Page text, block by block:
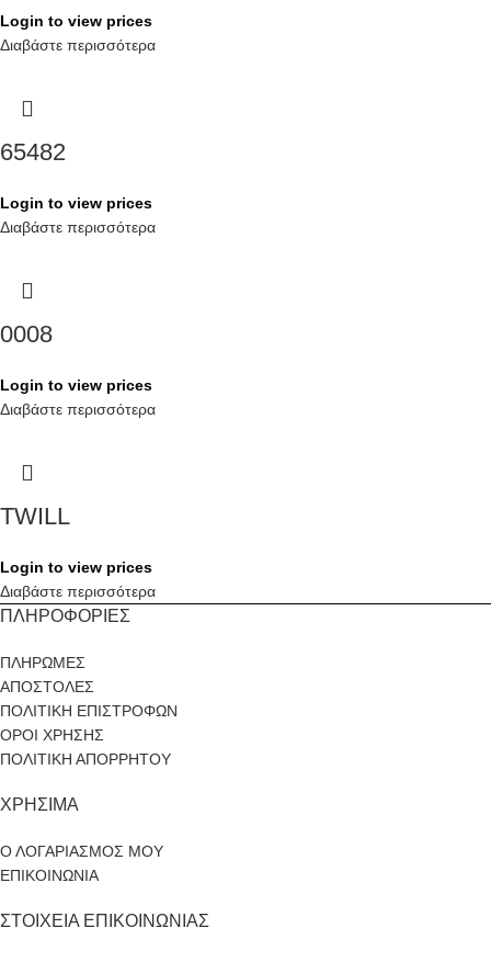
Login to view prices
Διαβάστε περισσότερα
65482
Login to view prices
Διαβάστε περισσότερα
0008
Login to view prices
Διαβάστε περισσότερα
TWILL
Login to view prices
Διαβάστε περισσότερα
ΠΛΗΡΟΦΟΡΙΕΣ
ΠΛΗΡΩΜΕΣ
ΑΠΟΣΤΟΛΕΣ
ΠΟΛΙΤΙΚΗ ΕΠΙΣΤΡΟΦΩΝ
ΟΡΟΙ ΧΡΗΣΗΣ
ΠΟΛΙΤΙΚΗ ΑΠΟΡΡΗΤΟΥ
ΧΡΗΣΙΜΑ
Ο ΛΟΓΑΡΙΑΣΜΟΣ ΜΟΥ
ΕΠΙΚΟΙΝΩΝΙΑ
ΣΤΟΙΧΕΙΑ ΕΠΙΚΟΙΝΩΝΙΑΣ